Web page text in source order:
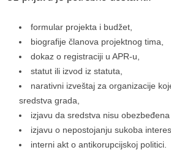
formular projekta i budžet,
biografije članova projektnog tima,
dokaz o registraciji u APR-u,
statut ili izvod iz statuta,
narativni izveštaj za organizacije
sredstva grada,
izjavu da sredstva nisu obezbeđena
izjavu o nepostojanju sukoba
interni akt o antikorupcijskoj politici.